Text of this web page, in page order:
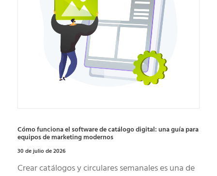
Cómo funciona el software de catálogo digital: una guía para
equipos de marketing modernos
30 de julio de 2026
Crear catálogos y circulares semanales es una de